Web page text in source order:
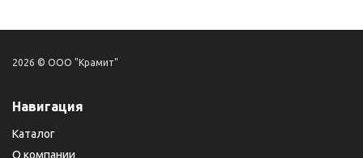
2026 © ООО "Крамит"
Навигация
Каталог
О компании